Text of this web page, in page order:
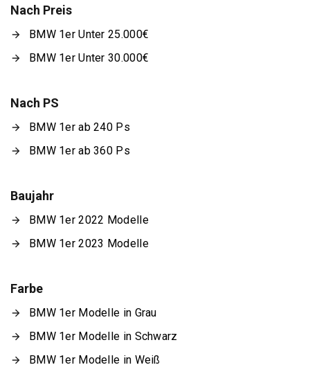
Nach Preis
BMW 1er Unter 25.000€
BMW 1er Unter 30.000€
Nach PS
BMW 1er ab 240 Ps
BMW 1er ab 360 Ps
Baujahr
BMW 1er 2022 Modelle
BMW 1er 2023 Modelle
Farbe
BMW 1er Modelle in Grau
BMW 1er Modelle in Schwarz
BMW 1er Modelle in Weiß